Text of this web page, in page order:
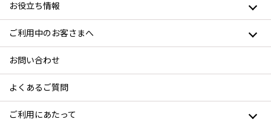
お役立ち情報
ご利用中のお客さまへ
お問い合わせ
よくあるご質問
ご利用にあたって